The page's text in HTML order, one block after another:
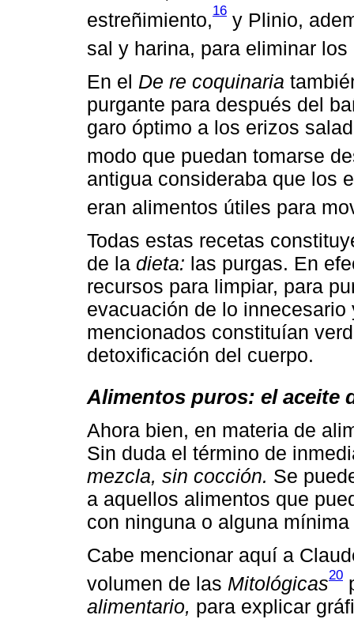
estreñimiento,16 y Plinio,
sal y harina, para eliminar
En el De re coquinaria
purgante para después del
garo óptimo a los erizos
modo que puedan tomarse
antigua consideraba que los
eran alimentos útiles para
Todas estas recetas
de la dieta: las purgas. En
recursos para limpiar, para
evacuación de lo
mencionados constituían
detoxificación del cuerpo.
Alimentos puros: el aceite
Ahora bien, en materia de
Sin duda el término de
mezcla, sin cocción. Se
a aquellos alimentos que
con ninguna o alguna
Cabe mencionar aquí a
volumen de las Mitológicas20
alimentario, para explicar